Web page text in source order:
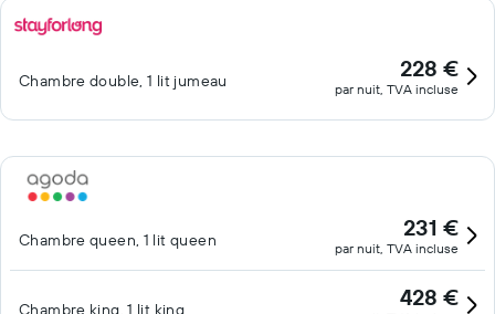
Chambre double, 1 lit jumeau 228 €
par nuit, TVA incluse
Chambre queen, 1 lit queen 231 €
par nuit, TVA incluse
Chambre king, 1 lit king 428 €